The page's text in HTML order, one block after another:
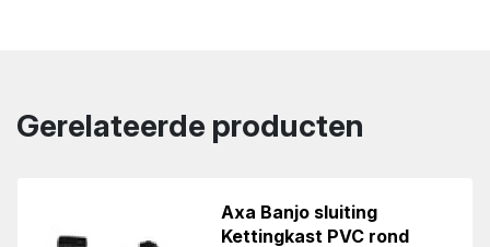
Gerelateerde producten
Axa Banjo sluiting
Kettingkast PVC rond